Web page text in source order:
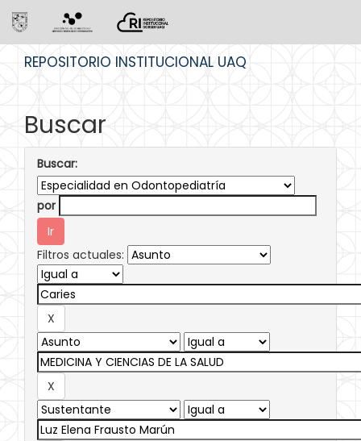
REPOSITORIO INSTITUCIONAL UAQ
Buscar
Buscar:
por
Filtros actuales: